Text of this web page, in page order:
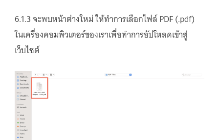
6.1.3 จะพบหน้าต่างใหม่ ให้ทำการเลือกไฟล์ PDF (.pdf)
ในเครื่องคอมพิวเตอร์ของเราเพื่อทำการอัปโหลดเข้าสู่
เว็บไซต์